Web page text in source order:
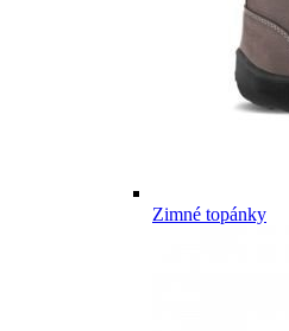
Zimné topánky